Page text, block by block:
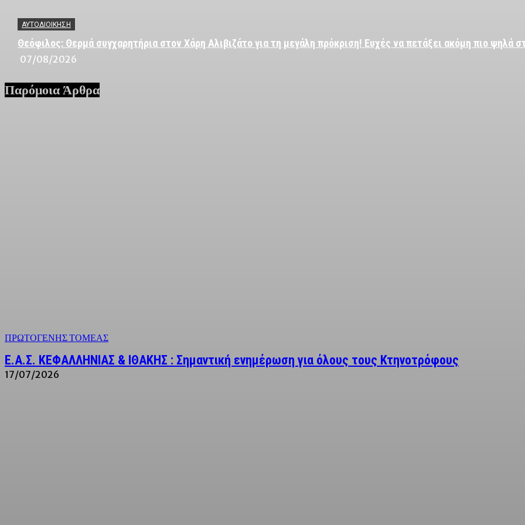
ΑΥΤΟΔΙΟΙΚΗΣΗ
Θεόφιλος: Θερμά συγχαρητήρια στον Χάρη Αλιβιζάτο για τη μεγάλη πρόκριση! Ευχές να πετάξει ακόμη πιο ψηλά
07/08/2026
Παρόμοια Άρθρα
ΠΡΩΤΟΓΕΝΗΣ ΤΟΜΕΑΣ
Ε.Α.Σ. ΚΕΦΑΛΛΗΝΙΑΣ & ΙΘΑΚΗΣ : Σημαντική ενημέρωση για όλους τους Κτηνοτρόφους
17/07/2026